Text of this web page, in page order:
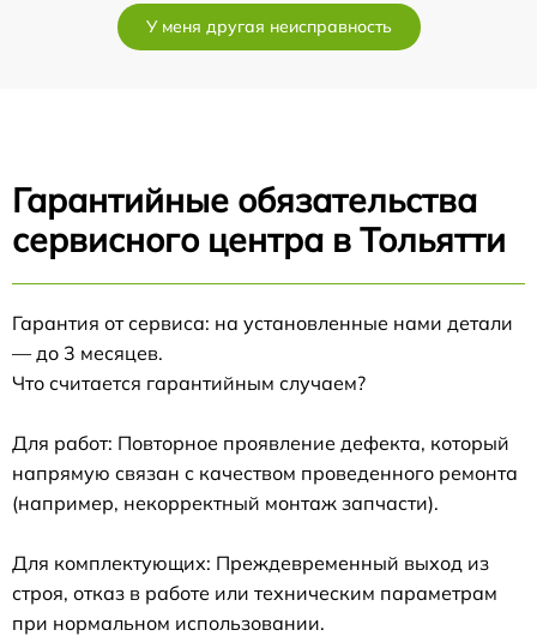
У меня другая неисправность
Гарантийные обязательства
сервисного центра в Тольятти
Гарантия от сервиса: на установленные нами детали
— до 3 месяцев.
Что считается гарантийным случаем?
Для работ: Повторное проявление дефекта, который
напрямую связан с качеством проведенного ремонта
(например, некорректный монтаж запчасти).
Для комплектующих: Преждевременный выход из
строя, отказ в работе или техническим параметрам
при нормальном использовании.